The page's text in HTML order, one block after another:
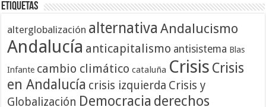
Etiquetas
alterglobalización alternativa Andalucismo
Andalucía anticapitalismo antisistema Blas
Infante cambio climático cataluña Crisis Crisis
en Andalucía crisis izquierda Crisis y
Globalización Democracia derechos